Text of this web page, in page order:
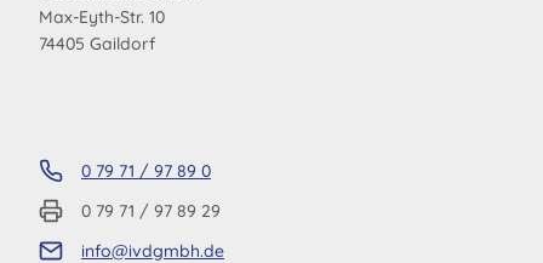
Max-Eyth-Str. 10
74405 Gaildorf
0 79 71 / 97 89 0
0 79 71 / 97 89 29
info@ivdgmbh.de